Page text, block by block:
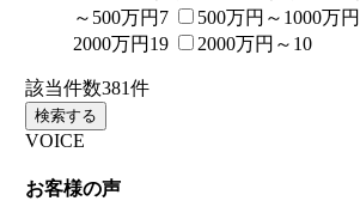
～500万円 7 500万円～1000万円
2000万円 19 2000万円～ 10
該当件数381件
検索する
VOICE
お客様の声